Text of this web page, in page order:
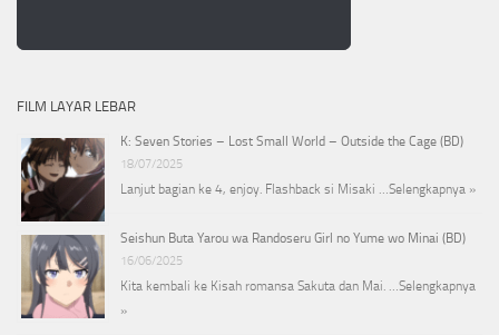
FILM LAYAR LEBAR
K: Seven Stories – Lost Small World – Outside the Cage (BD)
18/07/2025
Lanjut bagian ke 4, enjoy. Flashback si Misaki …Selengkapnya »
Seishun Buta Yarou wa Randoseru Girl no Yume wo Minai (BD)
16/06/2025
Kita kembali ke Kisah romansa Sakuta dan Mai. …Selengkapnya
»